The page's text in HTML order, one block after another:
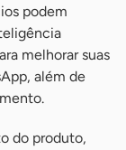
podem
melhorar suas
além de
do produto,